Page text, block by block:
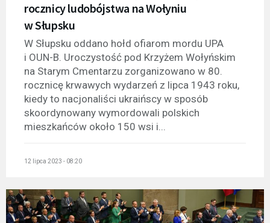
rocznicy ludobójstwa na Wołyniu
w Słupsku
W Słupsku oddano hołd ofiarom mordu UPA
i OUN-B. Uroczystość pod Krzyżem Wołyńskim
na Starym Cmentarzu zorganizowano w 80.
rocznicę krwawych wydarzeń z lipca 1943 roku,
kiedy to nacjonaliści ukraińscy w sposób
skoordynowany wymordowali polskich
mieszkańców około 150 wsi i...
12 lipca 2023 - 08:20